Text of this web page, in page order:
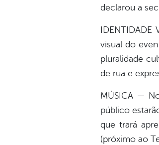
declarou a
visual do
pluralidade
de rua e
MÚSICA —
público
que trará
(próximo ao